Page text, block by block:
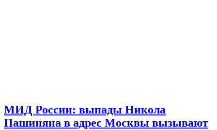
МИД России: выпады Никола
Пашиняна в адрес Москвы вызывают